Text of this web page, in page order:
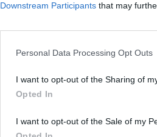
Downstream Participants that may
Personal Data Processing Opt Outs
I want to opt-out of the Sharing of
Opted In
I want to opt-out of the Sale of my